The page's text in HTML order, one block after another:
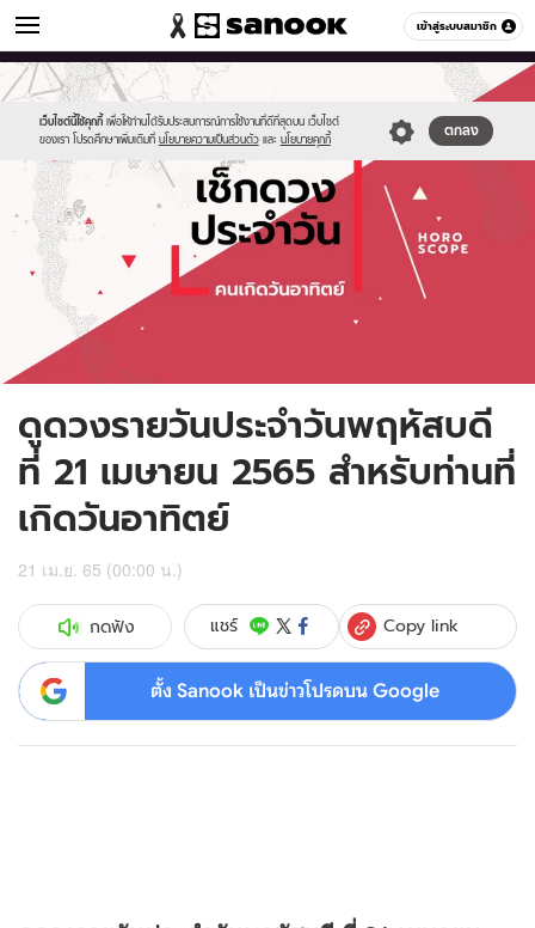
เข้าสู่ระบบสมาชิก
ดูดวง หมวดอื่นๆ
เว็บไซต์นี้ใช้คุกกี้ เพื่อให้ท่านได้รับประสบการณ์การใช้งานที่ดีที่สุดบน เว็บไซต์
ของเรา โปรดศึกษาเพิ่มเติมที่ นโยบายความเป็นส่วนตัว และ นโยบายคุกกี้
ตกลง
Sanook
//s.isanook.com/sr/0/images/logo-
new-
sanook.png
600
60
//s.isanook.com/ho/0/ud/fxd/day/daily-
horoscope-
sunday.jpg
ดูดวงรายวันประจำวันพฤหัสบดี
ที่ 21 เมษายน 2565 สำหรับท่านที่
เกิดวันอาทิตย์
21 เม.ย. 65 (00:00 น.)
กดฟัง แชร์ Copy link
ตั้ง Sanook เป็นข่าวโปรดบน Google